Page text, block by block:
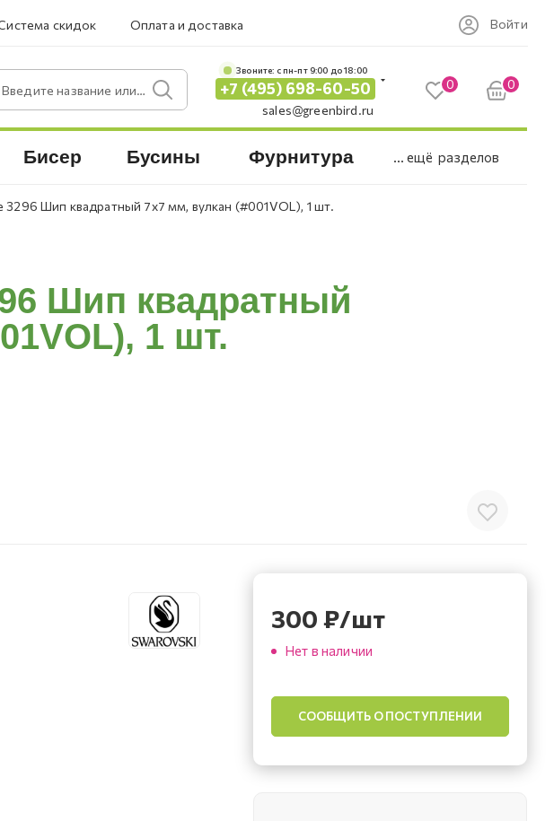
скидок Оплата и доставка Войти
название или артикул.
Звоните: c пн-пт 9:00 до 18:00
+7 (495) 698-60-50
sales@greenbird.ru
0 0
Бисер Бусины Фурнитура ... ещё разделов
Шип квадратный 7х7 мм, вулкан (#001VOL), 1 шт.
Шип квадратный
1 шт.
300 ₽/шт
Нет в наличии
СООБЩИТЬ О ПОСТУПЛЕНИИ